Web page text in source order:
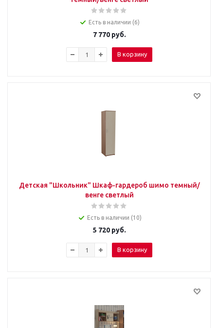
Есть в наличии (6)
7 770руб.
В корзину
Детская "Школьник" Шкаф-гардероб шимо темный/
венге светлый
Есть в наличии (10)
5 720руб.
В корзину